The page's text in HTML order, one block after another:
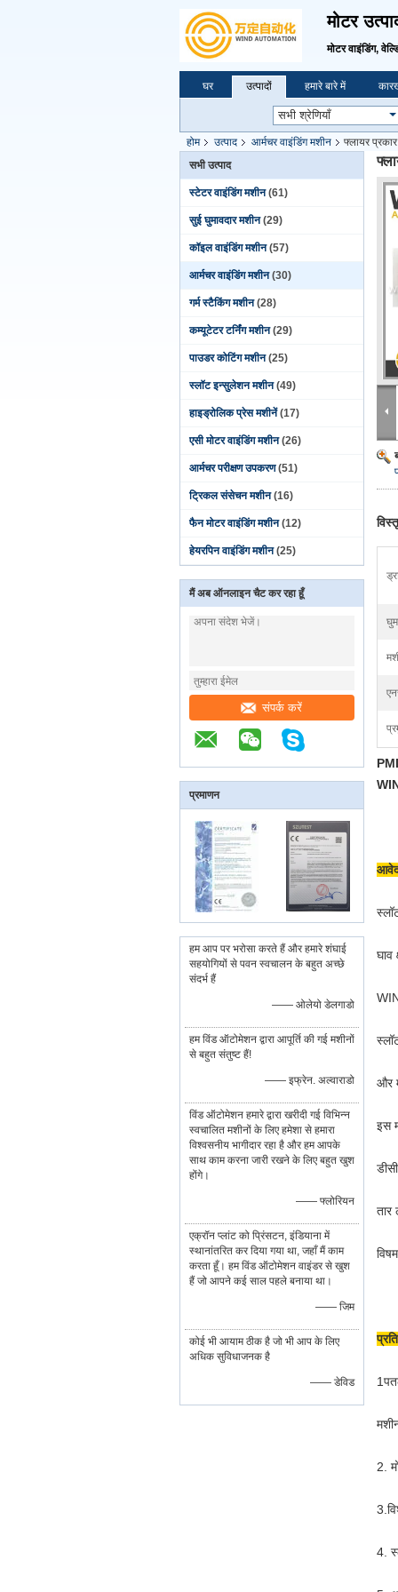
मोटर
मोटर वाइंडिंग,
घर उत्पादों हमारे बारे में
होम उत्पाद आर्मचर वाइंडिंग मशीन
फ्लायर
सभी उत्पाद
स्टेटर वाइंडिंग मशीन (61)
सुई घुमावदार मशीन (29)
कॉइल वाइंडिंग मशीन (57)
आर्मचर वाइंडिंग मशीन (30)
गर्म स्टैकिंग मशीन (28)
कम्यूटेटर टर्निंग मशीन (29)
पाउडर कोटिंग मशीन (25)
स्लॉट इन्सुलेशन मशीन (49)
हाइड्रोलिक प्रेस मशीनें (17)
एसी मोटर वाइंडिंग मशीन (26)
आर्मचर परीक्षण उपकरण (51)
ट्रिकल संसेचन मशीन (16)
फैन मोटर वाइंडिंग मशीन (12)
हेयरपिन वाइंडिंग मशीन (25)
मैं अब ऑनलाइन चैट कर रहा हूँ
संपर्क करें
प्रमाणन
हम आप पर भरोसा करते हैं और हमारे शंघाई
सहयोगियों से पवन स्वचालन के बहुत अच्छे
संदर्भ हैं
—— ओलेयो डेलगाडो
हम विंड ऑटोमेशन द्वारा आपूर्ति की गई मशीनों
से बहुत संतुष्ट हैं!
—— इफ्रेन. अल्वाराडो
विंड ऑटोमेशन हमारे द्वारा खरीदी गई विभिन्न
स्वचालित मशीनों के लिए हमेशा से हमारा
विश्वसनीय भागीदार रहा है और हम आपके
साथ काम करना जारी रखने के लिए बहुत खुश
होंगे।
—— फ्लोरियन
एक्रॉन प्लांट को प्रिंसटन, इंडियाना में
स्थानांतरित कर दिया गया था, जहाँ मैं काम
करता हूँ। हम विंड ऑटोमेशन वाइंडर से खुश
हैं जो आपने कई साल पहले बनाया था।
—— जिम
कोई भी आयाम ठीक है जो भी आप के लिए
अधिक सुविधाजनक है
—— डेविड
घाव
और
इस
तार
2.
3.
4.